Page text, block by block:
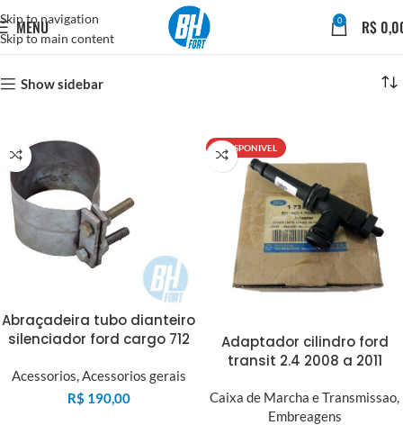
Skip to navigation
Skip to main content
MENU 0 R$
Show sidebar
Abraçadeira tubo dianteiro
silenciador ford cargo 712
Acessorios,Acessorios gerais
R$ 190,00
INDISPONIVEL
Adaptador cilindro ford
transit 2.4 2008 a 2011
Caixa de Marcha e Transmissao,
Embreagens